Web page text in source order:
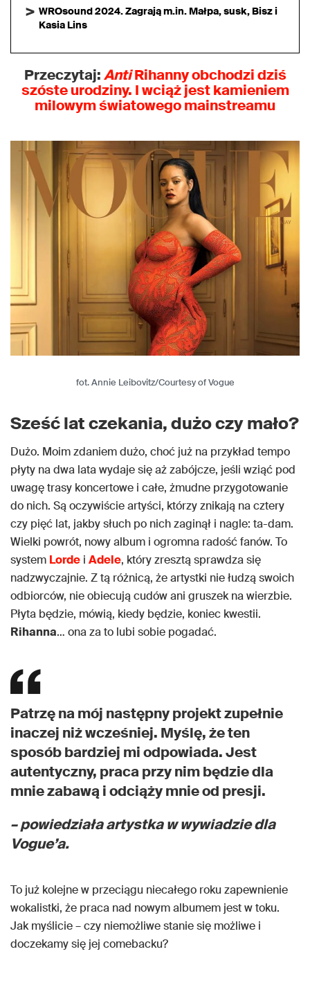
WROsound 2024. Zagrają m.in. Małpa, susk, Bisz i
Kasia Lins
Przeczytaj:AntiRihanny obchodzi dziś
szóste urodziny. I wciąż jest kamieniem
milowym światowego mainstreamu
fot. Annie Leibovitz/Courtesy of Vogue
Sześć lat czekania, dużo czy mało?
Dużo. Moim zdaniem dużo, choć już na przykład tempo
płyty na dwa lata wydaje się aż zabójcze, jeśli wziąć pod
uwagę trasy koncertowe i całe, żmudne przygotowanie
do nich. Są oczywiście artyści, którzy znikają na cztery
czy pięć lat, jakby słuch po nich zaginął i nagle: ta-dam.
Wielki powrót, nowy album i ogromna radość fanów. To
system Lorde i Adele, który zresztą sprawdza się
nadzwyczajnie. Z tą różnicą, że artystki nie łudzą swoich
odbiorców, nie obiecują cudów ani gruszek na wierzbie.
Płyta będzie, mówią, kiedy będzie, koniec kwestii.
Rihanna… ona za to lubi sobie pogadać.
Patrzę na mój następny projekt zupełnie
inaczej niż wcześniej. Myślę, że ten
sposób bardziej mi odpowiada. Jest
autentyczny, praca przy nim będzie dla
mnie zabawą i odciąży mnie od presji.
– powiedziała artystka w wywiadzie dla
Vogue’a.
To już kolejne w przeciągu niecałego roku zapewnienie
wokalistki, że praca nad nowym albumem jest w toku.
Jak myślicie – czy niemożliwe stanie się możliwe i
doczekamy się jej comebacku?